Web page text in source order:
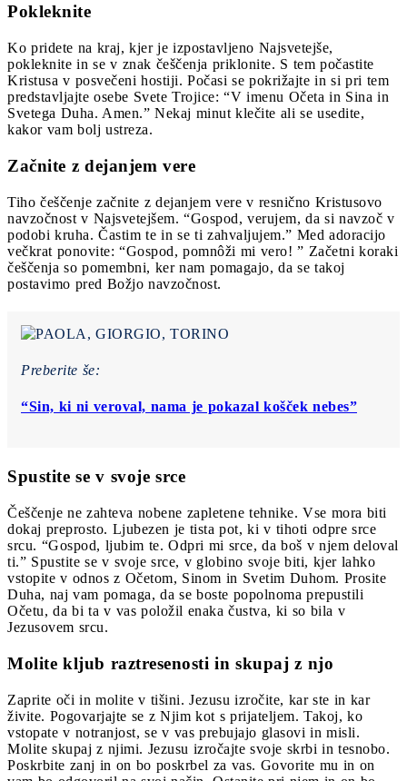
Pokleknite
Ko pridete na kraj, kjer je izpostavljeno Najsvetejše,
pokleknite in se v znak češčenja priklonite. S tem počastite
Kristusa v posvečeni hostiji. Počasi se pokrižajte in si pri tem
predstavljajte osebe Svete Trojice: “V imenu Očeta in Sina in
Svetega Duha. Amen.” Nekaj minut klečite ali se usedite,
kakor vam bolj ustreza.
Začnite z dejanjem vere
Tiho češčenje začnite z dejanjem vere v resnično Kristusovo
navzočnost v Najsvetejšem. “Gospod, verujem, da si navzoč v
podobi kruha. Častim te in se ti zahvaljujem.” Med adoracijo
večkrat ponovite: “Gospod, pomnôži mi vero! ” Začetni koraki
češčenja so pomembni, ker nam pomagajo, da se takoj
postavimo pred Božjo navzočnost.
Preberite še:
“Sin, ki ni veroval, nama je pokazal košček nebes”
Spustite se v svoje srce
Češčenje ne zahteva nobene zapletene tehnike. Vse mora biti
dokaj preprosto. Ljubezen je tista pot, ki v tihoti odpre srce
srcu. “Gospod, ljubim te. Odpri mi srce, da boš v njem deloval
ti.” Spustite se v svoje srce, v globino svoje biti, kjer lahko
vstopite v odnos z Očetom, Sinom in Svetim Duhom. Prosite
Duha, naj vam pomaga, da se boste popolnoma prepustili
Očetu, da bi ta v vas položil enaka čustva, ki so bila v
Jezusovem srcu.
Molite kljub raztresenosti in skupaj z njo
Zaprite oči in molite v tišini. Jezusu izročite, kar ste in kar
živite. Pogovarjajte se z Njim kot s prijateljem. Takoj, ko
vstopate v notranjost, se v vas prebujajo glasovi in misli.
Molite skupaj z njimi. Jezusu izročajte svoje skrbi in tesnobo.
Poskrbite zanj in on bo poskrbel za vas. Govorite mu in on